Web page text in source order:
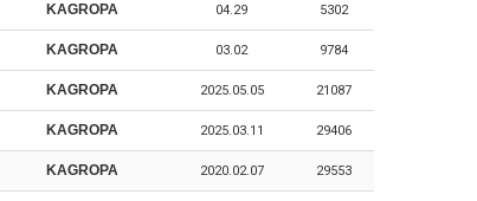
KAGROPA 04.29 5302
KAGROPA 03.02 9784
KAGROPA 2025.05.05 21087
KAGROPA 2025.03.11 29406
KAGROPA 2020.02.07 29553